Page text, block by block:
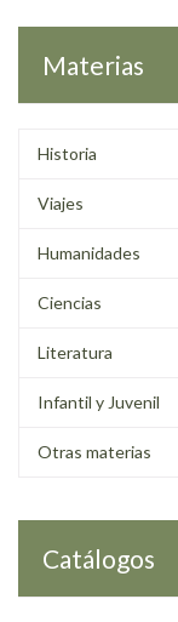
Materias
Historia
Viajes
Humanidades
Ciencias
Literatura
Infantil y Juvenil
Otras materias
Catálogos